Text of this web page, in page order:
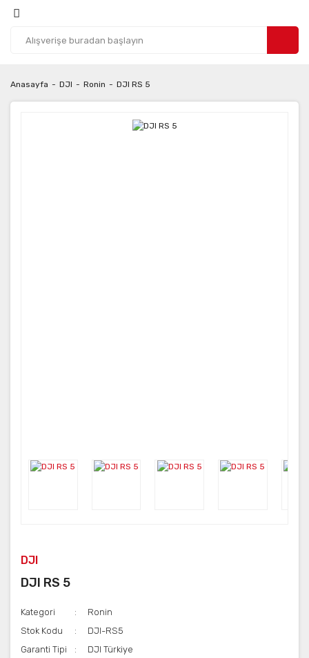
Anasayfa DJI Ronin DJI RS 5
DJI
DJI RS 5
Kategori
Ronin
Stok Kodu
DJI-RS5
Garanti Tipi
DJI Türkiye